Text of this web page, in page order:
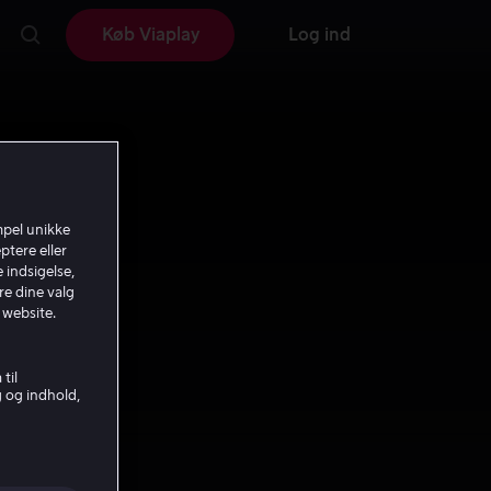
Køb Viaplay Log ind
unikke
eller
dine valg
til
indhold,